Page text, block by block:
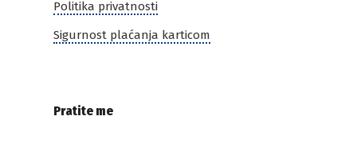
Politika privatnosti
Sigurnost plaćanja karticom
Pratite me